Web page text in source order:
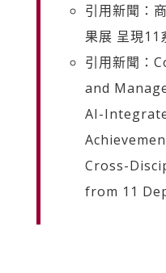
引用新聞：
果展 呈現11
引用新聞：
and
AI-
Cross-
from 11